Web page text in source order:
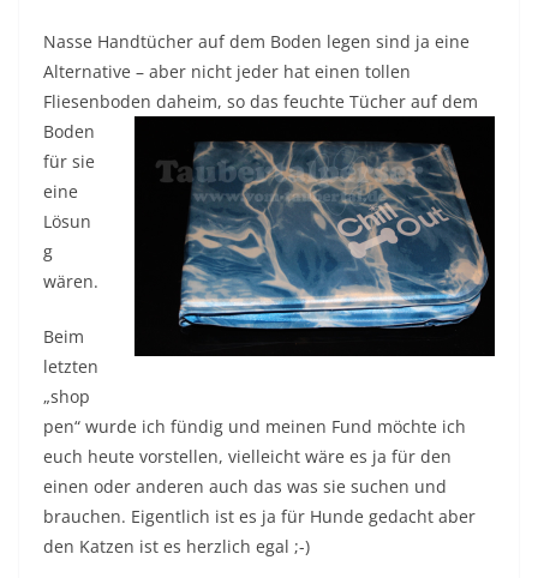
Nasse Handtücher auf dem Boden legen sind ja eine
Alternative – aber nicht jeder hat einen tollen
Fliesenboden daheim, so das feuchte Tücher auf dem
Boden
für sie
eine
Lösun
g
wären.
Beim
letzten
„shop
pen“ wurde ich fündig und meinen Fund möchte ich
euch heute vorstellen, vielleicht wäre es ja für den
einen oder anderen auch das was sie suchen und
brauchen. Eigentlich ist es ja für Hunde gedacht aber
den Katzen ist es herzlich egal ;-)